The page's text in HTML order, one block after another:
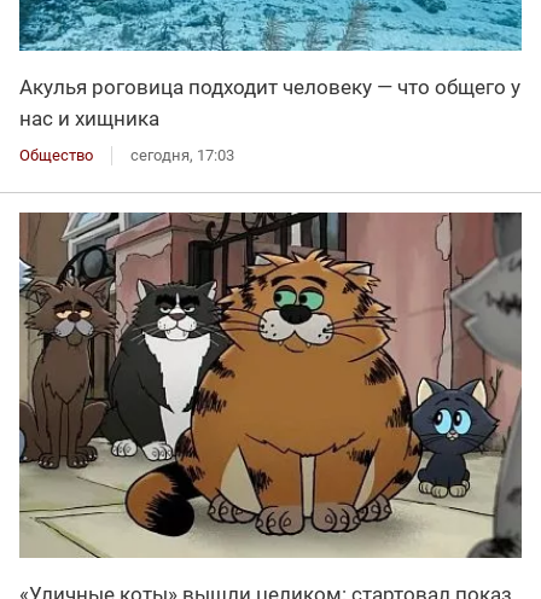
Акулья роговица подходит человеку — что общего у
нас и хищника
Общество сегодня, 17:03
«Уличные коты» вышли целиком: стартовал показ